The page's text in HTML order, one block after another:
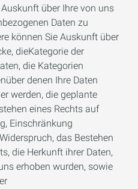
über Ihre von uns
Daten zu
können Sie Auskunft über
dieKategorie der
die Kategorien
denen Ihre Daten
werden, die geplante
eines Rechts auf
Einschränkung
das Bestehen
die Herkunft ihrer Daten,
erhoben wurden, sowie